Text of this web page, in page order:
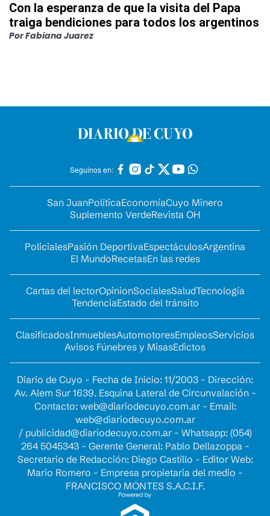
Con la esperanza de que la visita del Papa
traiga bendiciones para todos los argentinos
PorFabiana Juarez
Seguinos en:
San JuanPolíticaEconomíaCuyo Minero
Suplemento VerdeRevista OH
PolicialesPasión DeportivaEspectáculosArgentina
El MundoRecetasEn las redes
Cartas del lectorOpinionSocialesSaludTecnología
TendenciaEstado del tránsito
ClasificadosInmueblesAutomotoresEmpleosServicios
Avisos Fúnebres y MisasEdictos
Diario de Cuyo - Fecha de Inicio: 11/2003 - Dirección:
Av. Alem Sur 1639. Esquina Lateral de Circunvalación -
Contacto: web@diariodecuyo.com.ar- Email:
web@diariodecuyo.com.ar
/ publicidad@diariodecuyo.com.ar- Whatsapp: (054)
264 5045343 - Gerente General: Pablo Dellazoppa -
Secretario de Redacción: Diego Castillo - Editor Web:
Mario Romero - Empresa propietaria del medio -
FRANCISCO MONTES S.A.C.I.F.